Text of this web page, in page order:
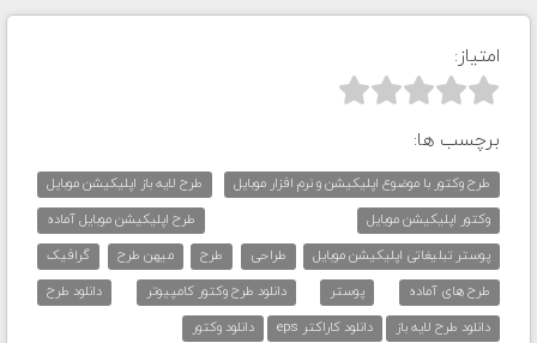
امتیاز:



برچسب ها:
طرح وکتور با موضوع اپلیکیشن و نرم افزار موبایل
طرح لایه باز اپلیکیشن موبایل
وکتور اپلیکیشن موبایل
طرح اپلیکیشن موبایل آماده
پوستر تبلیغاتی اپلیکیشن موبایل
طراحی طرح میهن طرح
گرافیک
طرح های آماده
پوستر دانلود طرح وکتور کامپیوتر
دانلود طرح
دانلود طرح لایه باز
دانلود کاراکتر eps دانلود وکتور